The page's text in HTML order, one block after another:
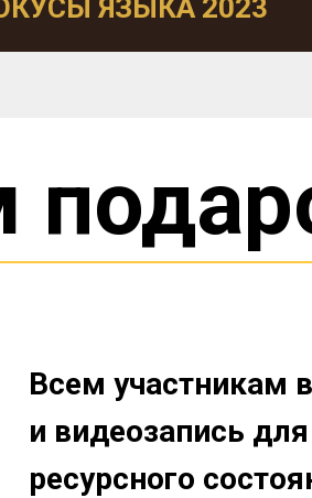
ЯЗЫКА 2023
Всем участникам
и видеозапись
ресурсного